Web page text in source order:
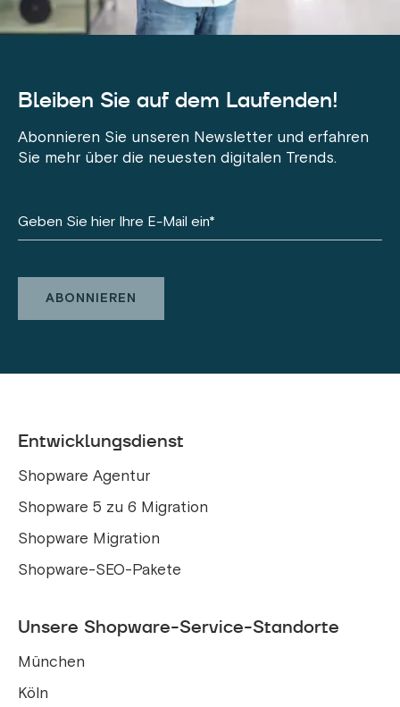
Bleiben Sie auf dem Laufenden!
Abonnieren Sie unseren Newsletter und erfahren
Sie mehr über die neuesten digitalen Trends.
Entwicklungsdienst
Shopware Agentur
Shopware 5 zu 6 Migration
Shopware Migration
Shopware-SEO-Pakete
Unsere Shopware-Service-Standorte
München
Köln